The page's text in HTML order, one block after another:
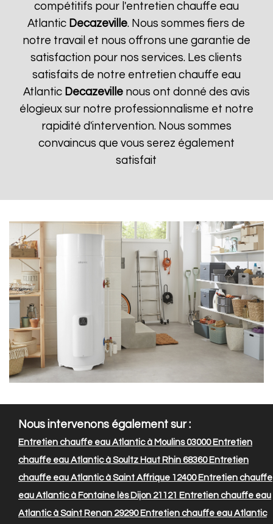
compétitifs pour l'entretien chauffe eau
Atlantic Decazeville. Nous sommes fiers de
notre travail et nous offrons une garantie de
satisfaction pour nos services. Les clients
satisfaits de notre entretien chauffe eau
Atlantic Decazevillenous ont donné des avis
élogieux sur notre professionnalisme et notre
rapidité d'intervention. Nous sommes
convaincus que vous serez également
satisfait
Nous intervenons également sur :
Entretien chauffe eau Atlantic à Moulins 03000Entretien
chauffe eau Atlantic à Soultz Haut Rhin 68360Entretien
chauffe eau Atlantic à Saint Affrique 12400Entretien chauffe
eau Atlantic à Fontaine lès Dijon 21121 Entretien chauffe eau
Atlantic à Saint Renan 29290Entretien chauffe eau Atlantic